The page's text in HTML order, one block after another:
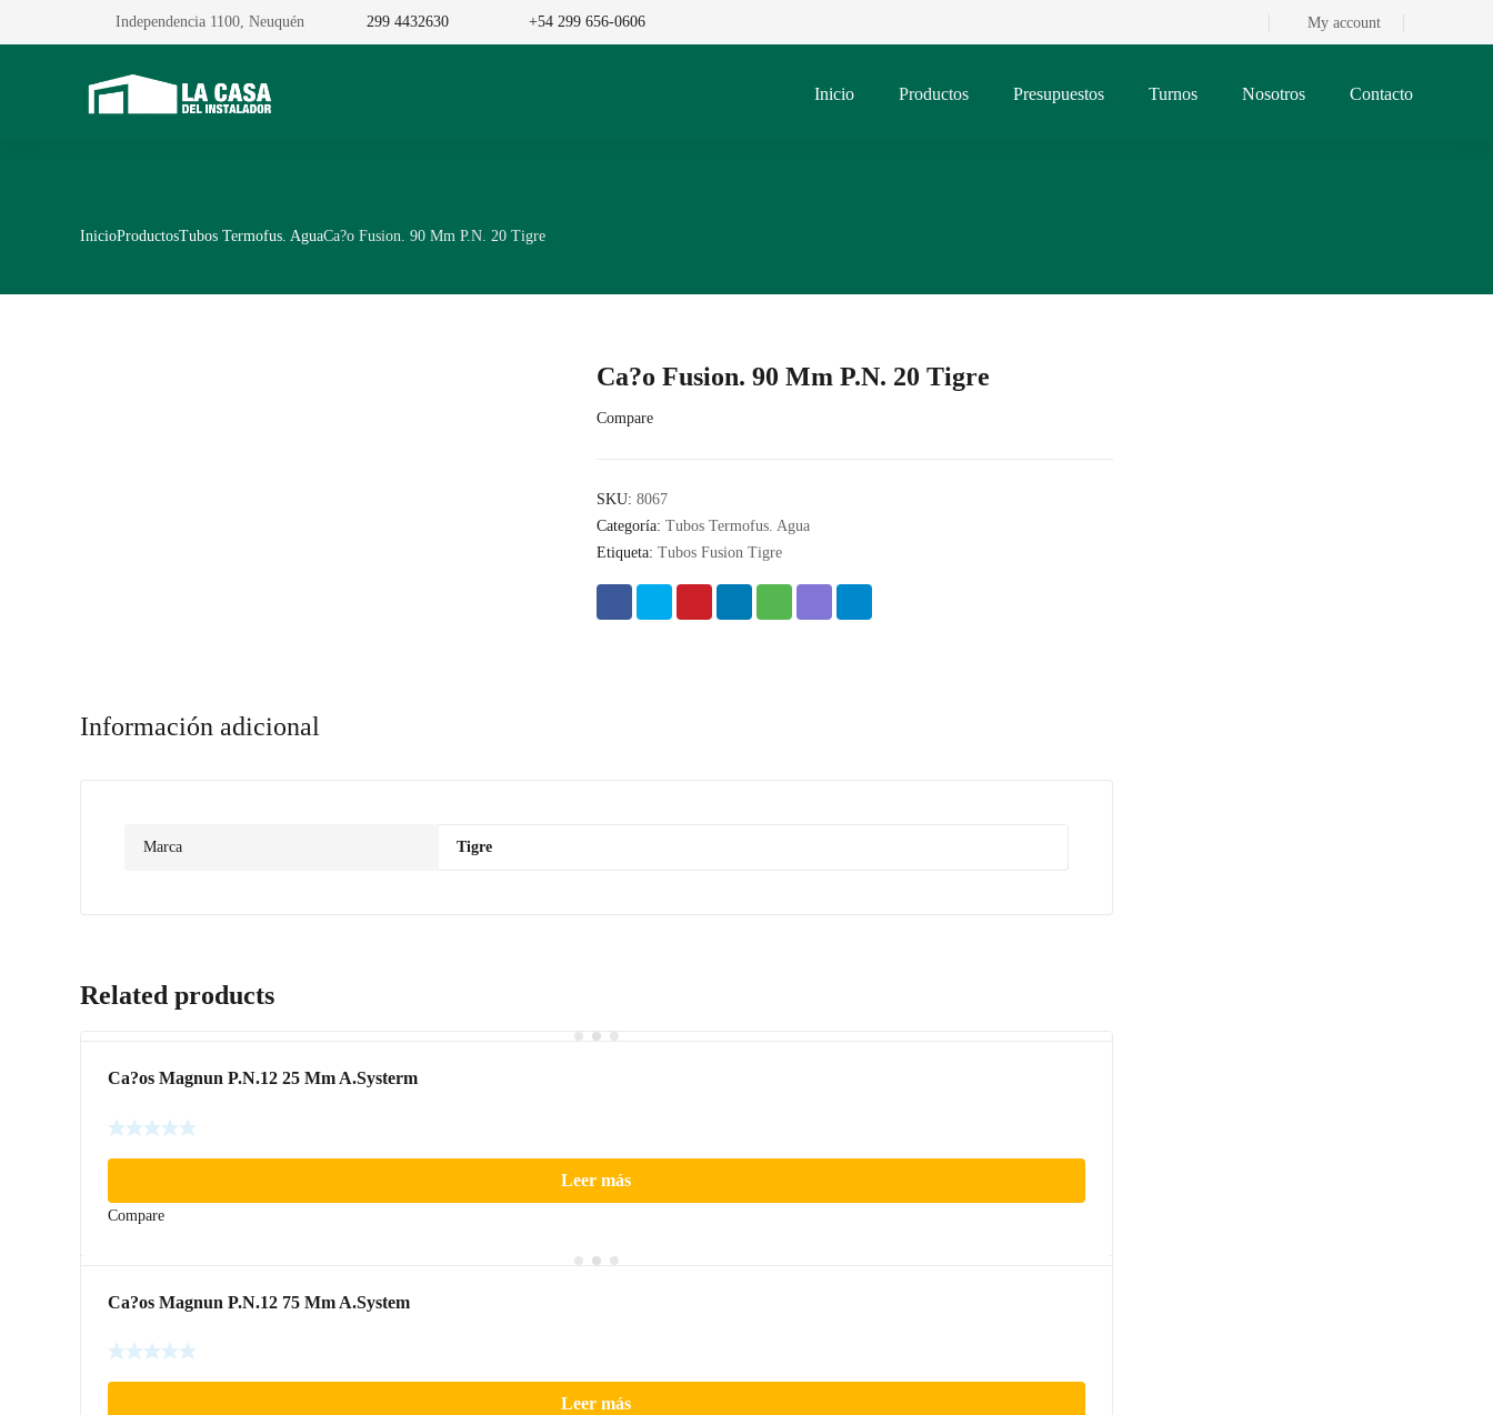
My account
Independencia 1100, Neuquén 299 4432630 +54 299 656-0606
Inicio Productos Presupuestos Turnos Nosotros Contacto
InicioProductosTubos Termofus. AguaCa?o Fusion. 90 Mm P.N. 20 Tigre
Ca?o Fusion. 90 Mm P.N. 20 Tigre
Compare
SKU: 8067
Categoría: Tubos Termofus. Agua
Etiqueta: Tubos Fusion Tigre
Información adicional
Marca Tigre
Related products
Ca?os Magnun P.N.12 25 Mm A.Systerm
Leer más
Compare
Ca?os Magnun P.N.12 75 Mm A.System
Leer más